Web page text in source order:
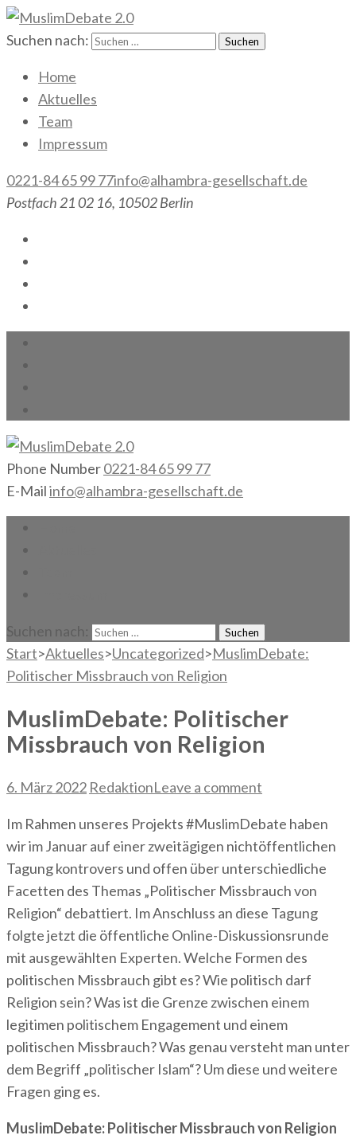
MuslimDebate 2.0
Gesellschaft gemeinsam gestalten!
Suchen nach:
Home
Aktuelles
Team
Impressum
0221-84 65 99 77info@alhambra-gesellschaft.de
Postfach 21 02 16, 10502 Berlin
MuslimDebate 2.0
Gesellschaft gemeinsam gestalten!
Phone Number0221-84 65 99 77
E-Mailinfo@alhambra-gesellschaft.de
Suchen nach:
Start>Aktuelles>Uncategorized>MuslimDebate:
Politischer Missbrauch von Religion
MuslimDebate: Politischer
Missbrauch von Religion
6. März 2022 RedaktionLeave a comment
Im Rahmen unseres Projekts #MuslimDebate haben
wir im Januar auf einer zweitägigen nichtöffentlichen
Tagung kontrovers und offen über unterschiedliche
Facetten des Themas „Politischer Missbrauch von
Religion“ debattiert. Im Anschluss an diese Tagung
folgte jetzt die öffentliche Online-Diskussionsrunde
mit ausgewählten Experten. Welche Formen des
politischen Missbrauch gibt es? Wie politisch darf
Religion sein? Was ist die Grenze zwischen einem
legitimen politischem Engagement und einem
politischen Missbrauch? Was genau versteht man unter
dem Begriff „politischer Islam“? Um diese und weitere
Fragen ging es.
MuslimDebate: Politischer Missbrauch von Religion